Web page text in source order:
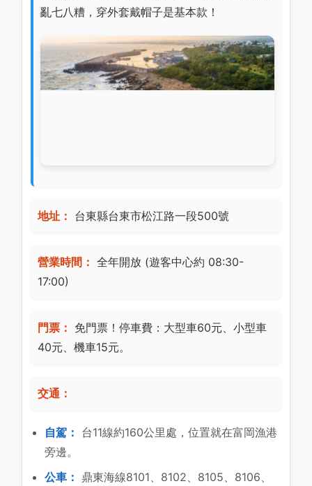
亂七八糟，穿外套戴帽子是基本款！
地址： 台東縣台東市松江路一段500號
營業時間： 全年開放 (遊客中心約 08:30-
17:00)
門票： 免門票！停車費：大型車60元、小型車
40元、機車15元。
交通：
自駕： 台11線約160公里處，位置就在富岡漁港
旁邊。
公車： 鼎東海線8101、8102、8105、8106、